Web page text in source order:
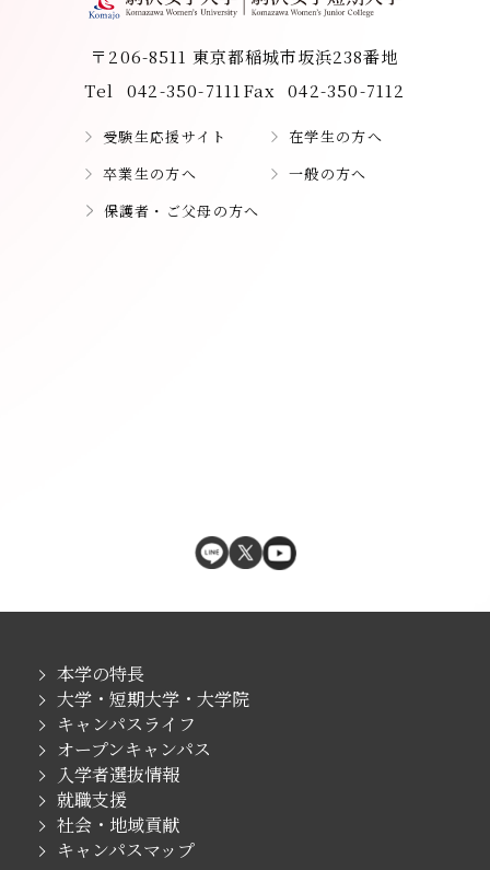
〒206-8511 東京都稲城市坂浜238番地
Tel
042-350-7111Fax 042-350-7112
受験生応援サイト
在学生の方へ
卒業生の方へ
一般の方へ
保護者・ご父母の方へ
本学の特長
大学・短期大学・大学院
キャンパスライフ
オープンキャンパス
入学者選抜情報
就職支援
社会・地域貢献
キャンパスマップ